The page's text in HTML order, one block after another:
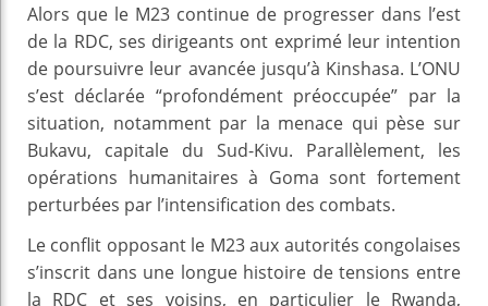
Alors que le M23 continue de progresser dans l’est
de la RDC, ses dirigeants ont exprimé leur intention
de poursuivre leur avancée jusqu’à Kinshasa. L’ONU
s’est déclarée “profondément préoccupée” par la
situation, notamment par la menace qui pèse sur
Bukavu, capitale du Sud-Kivu. Parallèlement, les
opérations humanitaires à Goma sont fortement
perturbées par l’intensification des combats.
Le conflit opposant le M23 aux autorités congolaises
s’inscrit dans une longue histoire de tensions entre
la RDC et ses voisins, en particulier le Rwanda,